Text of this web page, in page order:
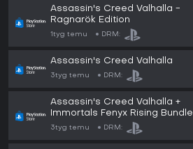
Assassin's Creed Valhalla -
Ragnarök Edition
1tyg temu DRM:
Assassin's Creed Valhalla
3tyg temu DRM:
Assassin's Creed Valhalla +
Immortals Fenyx Rising Bundle
3tyg temu DRM: